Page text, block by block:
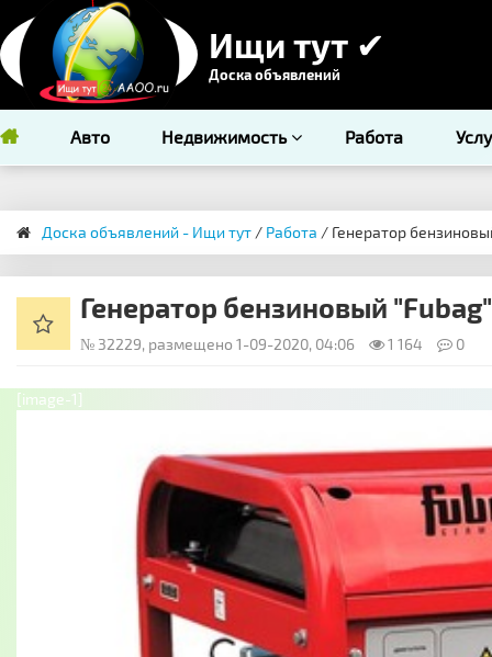
Ищи тут ✔
Доска объявлений
Авто Недвижимость Работа
Доска объявлений - Ищи тут / Работа / Генератор
Генератор бензиновый
№ 32229, размещено 1-09-2020, 04:06 1 164 0
[image-1]